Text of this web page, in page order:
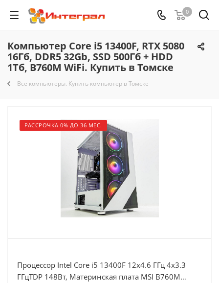
0
Компьютер Core i5 13400F, RTX 5080
16Гб, DDR5 32Gb, SSD 500Гб + HDD
1Тб, B760M WiFi. Купить в Томске
Все компьютеры. Купить компьютер в Томске
РАССРОЧКА 0% ДО 36 МЕС.
Процессор Intel Core i5 13400F 12x4.6 ГГц 4x3.3
ГГцTDP 148Вт, Материнская плата MSI B760M